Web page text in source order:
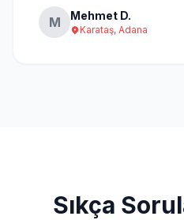
M Mehmet D.
Karataş, Adana
Sıkça